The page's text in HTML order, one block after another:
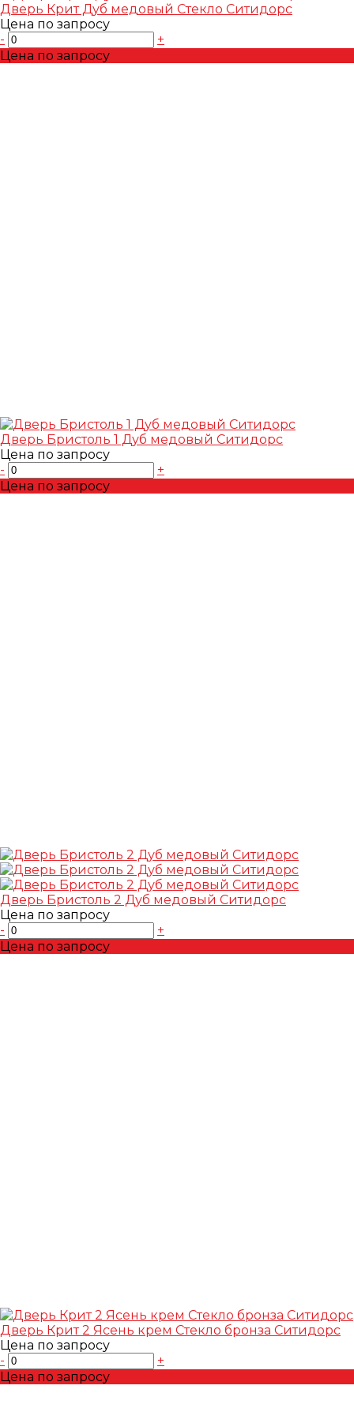
Дверь Крит Дуб медовый Стекло Ситидорс
Цена по запросу
-
+
Цена по запросу
Дверь Бристоль 1 Дуб медовый Ситидорс
Цена по запросу
-
+
Цена по запросу
Дверь Бристоль 2 Дуб медовый Ситидорс
Цена по запросу
-
+
Цена по запросу
Дверь Крит 2 Ясень крем Стекло бронза Ситидорс
Цена по запросу
-
+
Цена по запросу